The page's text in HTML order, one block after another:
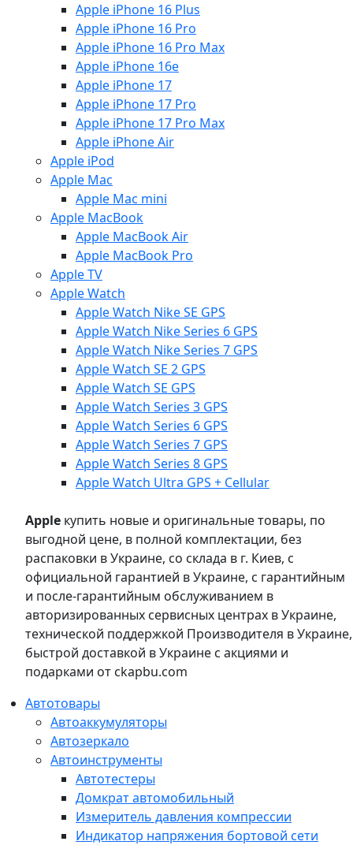
Apple iPhone 16 Plus
Apple iPhone 16 Pro
Apple iPhone 16 Pro Max
Apple iPhone 16e
Apple iPhone 17
Apple iPhone 17 Pro
Apple iPhone 17 Pro Max
Apple iPhone Air
Apple iPod
Apple Mac
Apple Mac mini
Apple MacBook
Apple MacBook Air
Apple MacBook Pro
Apple TV
Apple Watch
Apple Watch Nike SE GPS
Apple Watch Nike Series 6 GPS
Apple Watch Nike Series 7 GPS
Apple Watch SE 2 GPS
Apple Watch SE GPS
Apple Watch Series 3 GPS
Apple Watch Series 6 GPS
Apple Watch Series 7 GPS
Apple Watch Series 8 GPS
Apple Watch Ultra GPS + Cellular
Apple купить новые и оригинальные товары, по
выгодной цене, в полной комплектации, без
распаковки в Украине, со склада в г. Киев, с
официальной гарантией в Украине, с гарантийным
и после-гарантийным обслуживанием в
авторизированных сервисных центрах в Украине,
технической поддержкой Производителя в Украине,
быстрой доставкой в Украине с акциями и
подарками от ckapbu.com
Автотовары
Автоаккумуляторы
Автозеркало
Автоинструменты
Автотестеры
Домкрат автомобильный
Измеритель давления компрессии
Индикатор напряжения бортовой сети